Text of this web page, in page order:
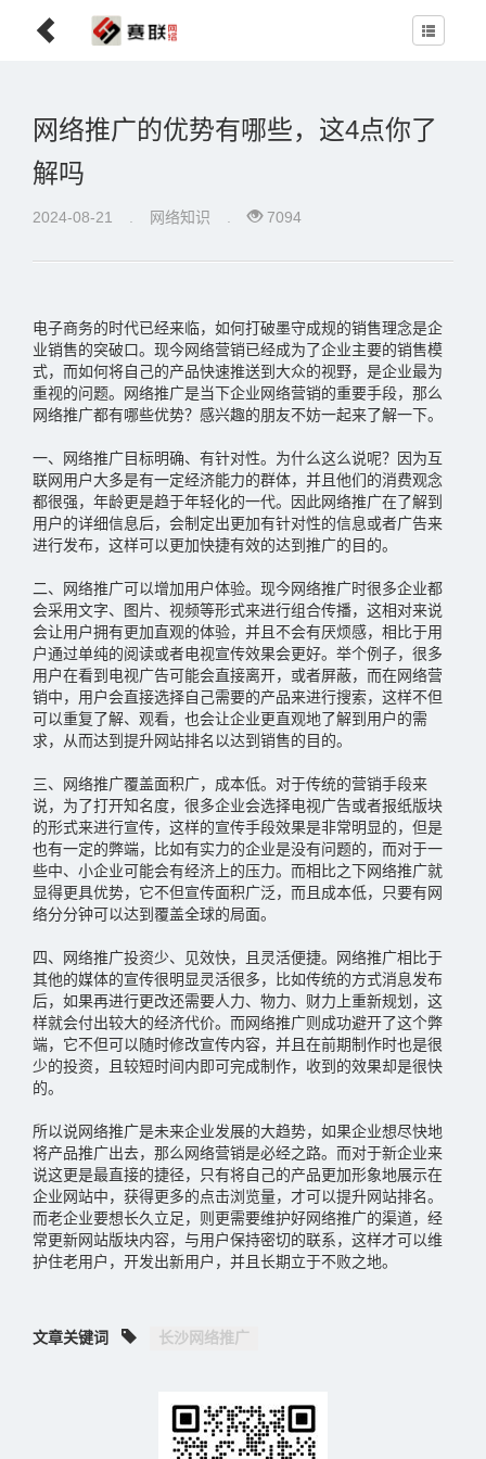
网络推广的优势有哪些，这4点你了
解吗
2024-08-21 网络知识 7094
电子商务的时代已经来临，如何打破墨守成规的销售理念是企
业销售的突破口。现今网络营销已经成为了企业主要的销售模
式，而如何将自己的产品快速推送到大众的视野，是企业最为
重视的问题。网络推广是当下企业网络营销的重要手段，那么
网络推广都有哪些优势？感兴趣的朋友不妨一起来了解一下。
一、网络推广目标明确、有针对性。为什么这么说呢？因为互
联网用户大多是有一定经济能力的群体，并且他们的消费观念
都很强，年龄更是趋于年轻化的一代。因此网络推广在了解到
用户的详细信息后，会制定出更加有针对性的信息或者广告来
进行发布，这样可以更加快捷有效的达到推广的目的。
二、网络推广可以增加用户体验。现今网络推广时很多企业都
会采用文字、图片、视频等形式来进行组合传播，这相对来说
会让用户拥有更加直观的体验，并且不会有厌烦感，相比于用
户通过单纯的阅读或者电视宣传效果会更好。举个例子，很多
用户在看到电视广告可能会直接离开，或者屏蔽，而在网络营
销中，用户会直接选择自己需要的产品来进行搜索，这样不但
可以重复了解、观看，也会让企业更直观地了解到用户的需
求，从而达到提升网站排名以达到销售的目的。
三、网络推广覆盖面积广，成本低。对于传统的营销手段来
说，为了打开知名度，很多企业会选择电视广告或者报纸版块
的形式来进行宣传，这样的宣传手段效果是非常明显的，但是
也有一定的弊端，比如有实力的企业是没有问题的，而对于一
些中、小企业可能会有经济上的压力。而相比之下网络推广就
显得更具优势，它不但宣传面积广泛，而且成本低，只要有网
络分分钟可以达到覆盖全球的局面。
四、网络推广投资少、见效快，且灵活便捷。网络推广相比于
其他的媒体的宣传很明显灵活很多，比如传统的方式消息发布
后，如果再进行更改还需要人力、物力、财力上重新规划，这
样就会付出较大的经济代价。而网络推广则成功避开了这个弊
端，它不但可以随时修改宣传内容，并且在前期制作时也是很
少的投资，且较短时间内即可完成制作，收到的效果却是很快
的。
所以说网络推广是未来企业发展的大趋势，如果企业想尽快地
将产品推广出去，那么网络营销是必经之路。而对于新企业来
说这更是最直接的捷径，只有将自己的产品更加形象地展示在
企业网站中，获得更多的点击浏览量，才可以提升网站排名。
而老企业要想长久立足，则更需要维护好网络推广的渠道，经
常更新网站版块内容，与用户保持密切的联系，这样才可以维
护住老用户，开发出新用户，并且长期立于不败之地。
文章关键词 长沙网络推广